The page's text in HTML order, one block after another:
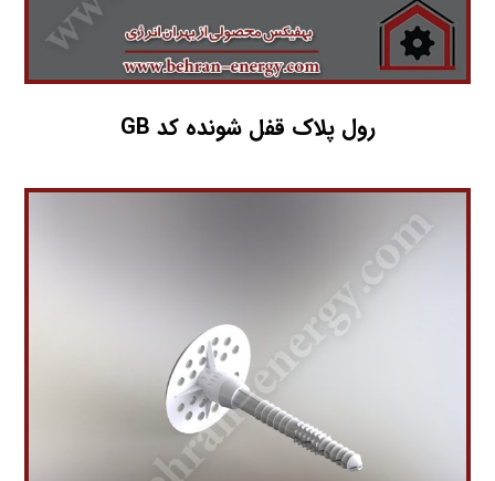
رول پلاک قفل شونده کد GB